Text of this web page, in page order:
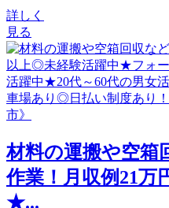
詳しく
見る
材料の運搬や空箱
作業！月収例21万
★...